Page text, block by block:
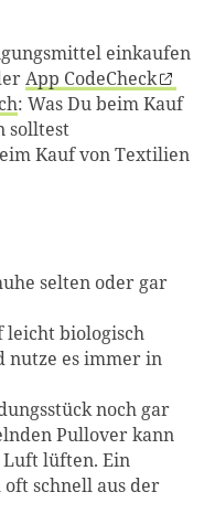
einkaufen
App CodeCheck
: Was Du beim Kauf
solltest
Kauf von Textilien
selten oder gar
leicht biologisch
nutze es immer in
noch gar
Pullover kann
lüften. Ein
schnell aus der